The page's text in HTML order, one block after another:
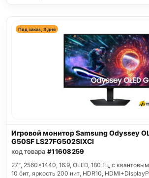
Под заказ, 3 дня
Игровой монитор Samsung Odyssey
G50SF LS27FG502SIXCI
код товара #11608259
27", 2560x1440, 16:9, OLED, 180 Гц, c
10 бит, яркость 200 нит, HDR10,